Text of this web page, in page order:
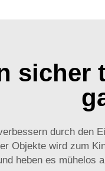
durch den
Objekte wird zum
heben es